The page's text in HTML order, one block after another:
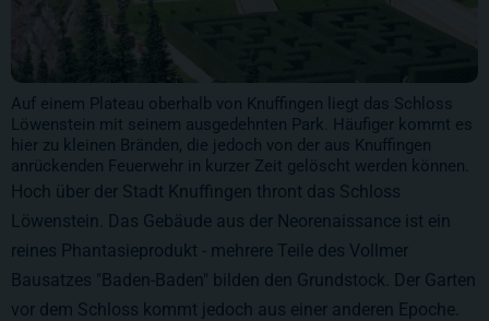
Auf einem Plateau oberhalb von Knuffingen liegt das Schloss
Löwenstein mit seinem ausgedehnten Park. Häufiger kommt es
hier zu kleinen Bränden, die jedoch von der aus Knuffingen
anrückenden Feuerwehr in kurzer Zeit gelöscht werden können.
Hoch über der Stadt Knuffingen thront das Schloss
Löwenstein. Das Gebäude aus der Neorenaissance ist ein
reines Phantasieprodukt - mehrere Teile des Vollmer
Bausatzes "Baden-Baden" bilden den Grundstock. Der Garten
vor dem Schloss kommt jedoch aus einer anderen Epoche.